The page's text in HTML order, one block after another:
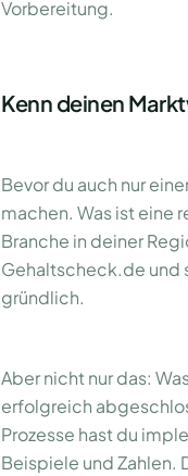
Vorbereitung.
Kenn deinen
Bevor du auch nur
machen. Was ist eine
Branche in deiner
Gehaltscheck.de und
gründlich.
Aber nicht nur das:
erfolgreich
Prozesse hast du
Beispiele und Zahlen.